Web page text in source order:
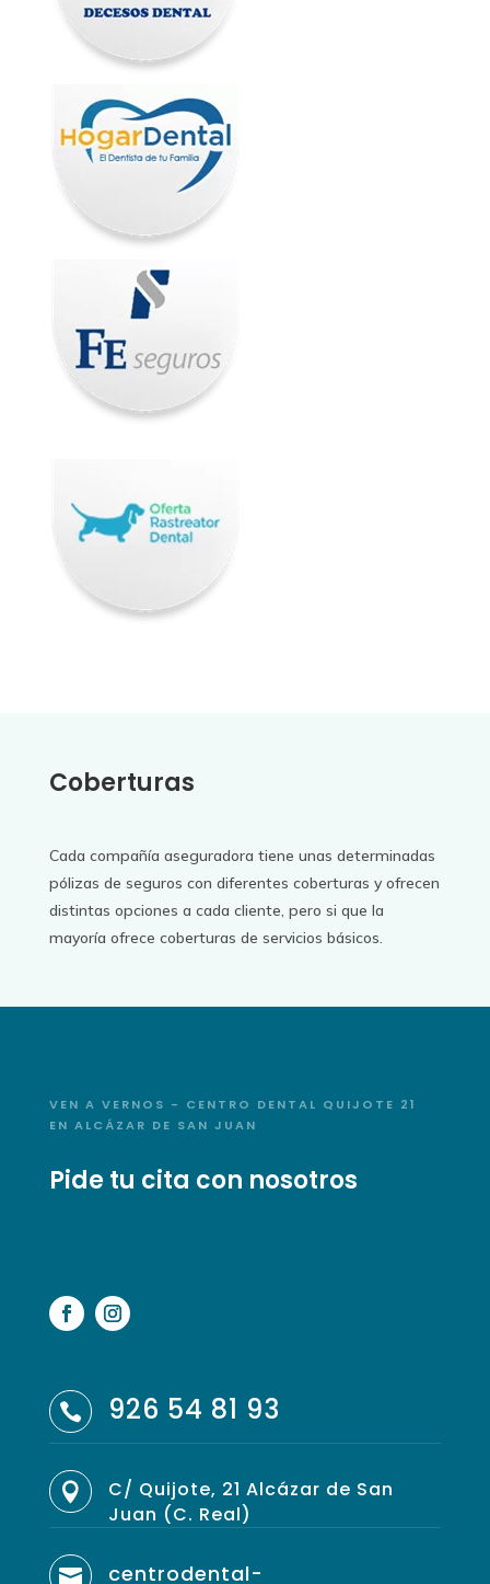
Coberturas
Cada compañía aseguradora tiene unas determinadas
pólizas de seguros con diferentes coberturas y ofrecen
distintas opciones a cada cliente, pero si que la
mayoría ofrece coberturas de servicios básicos.
VEN A VERNOS - CENTRO DENTAL QUIJOTE 21
EN ALCÁZAR DE SAN JUAN
Pide tu cita con nosotros
 926 54 81 93

C/ Quijote, 21 Alcázar de San
Juan (C. Real)
 centrodental-